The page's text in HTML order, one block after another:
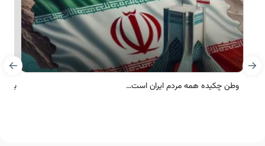
وطن چکیده همه مردم ایران است… بهترین